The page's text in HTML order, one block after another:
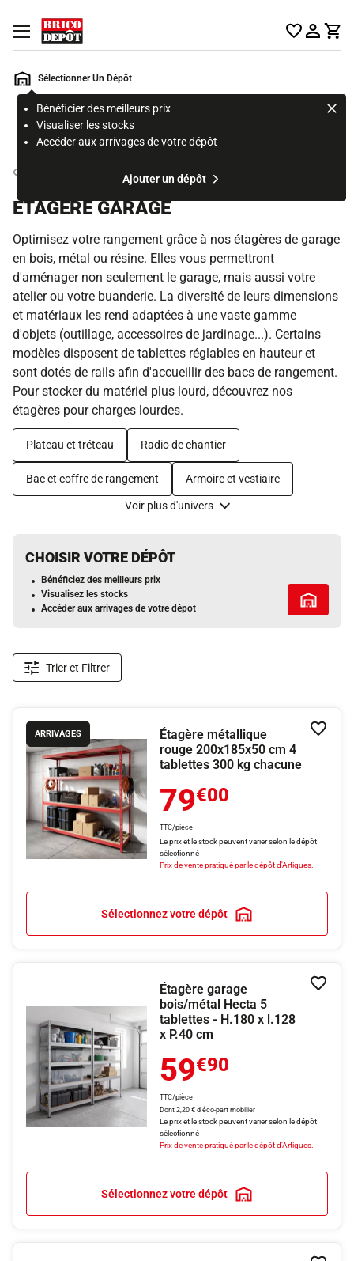
Ouvrir le menu
Sélectionner Un Dépôt
Bénéficier des meilleurs prix
Visualiser les stocks
Accéder aux arrivages de votre dépôt
Ajouter un dépôt
Rechercher
page
Matériel et aménagement d'atelier
ETAGÈRE GARAGE
Optimisez votre rangement grâce à nos étagères de garage
en bois, métal ou résine. Elles vous permettront
d'aménager non seulement le garage, mais aussi votre
atelier ou votre buanderie. La diversité de leurs dimensions
et matériaux les rend adaptées à une vaste gamme
d'objets (outillage, accessoires de jardinage...). Certains
modèles disposent de tablettes réglables en hauteur et
sont dotés de rails afin d'accueillir des bacs de rangement.
Pour stocker du matériel plus lourd, découvrez nos
étagères pour charges lourdes.
Plateau et tréteau Radio de chantier
Bac et coffre de rangement Armoire et vestiaire
Voir plus d'univers
CHOISIR VOTRE DÉPÔT
Bénéficiez des meilleurs prix
Visualisez les stocks
Accéder aux arrivages de votre dépot
Tous les
Trier et Filtrer
ARRIVAGES
Étagère métallique
rouge 200x185x50 cm 4
tablettes 300 kg chacune
79€00
TTC/pièce
Le prix et le stock peuvent varier selon le dépôt
sélectionné
Prix de vente pratiqué par le dépôt d'Artigues.
Sélectionnez votre dépôt
Étagère garage
bois/métal Hecta 5
tablettes - H.180 x l.128
x P.40 cm
59€90
TTC/pièce
Dont 2,20 € d'éco-part mobilier
Le prix et le stock peuvent varier selon le dépôt
sélectionné
Prix de vente pratiqué par le dépôt d'Artigues.
Sélectionnez votre dépôt